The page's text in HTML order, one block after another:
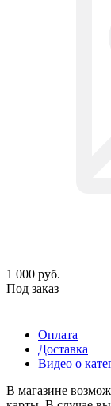
1 000 руб.
Под заказ
Оплата
Доставка
Видео о
В магазине